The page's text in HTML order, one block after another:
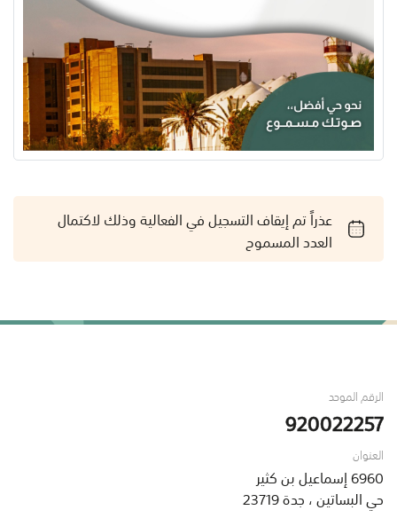
عذراً تم إيقاف التسجيل في الفعالية وذلك لاكتمال
العدد المسموح
الرقم الموحد
920022257
العنوان
6960 إسماعيل بن كثير
حي البساتين ، جدة 23719